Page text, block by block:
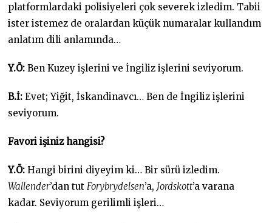
platformlardaki polisiyeleri çok severek izledim. Tabii
ister istemez de oralardan küçük numaralar kullandım
anlatım dili anlamında…
Y.Ö: Ben Kuzey işlerini ve İngiliz işlerini seviyorum.
B.İ: Evet; Yiğit, İskandinavcı… Ben de İngiliz işlerini
seviyorum.
Favori işiniz hangisi?
Y.Ö: Hangi birini diyeyim ki… Bir sürü izledim.
Wallender’dan tutForybrydelsen’a, Jordskott’a varana
kadar. Seviyorum gerilimli işleri…